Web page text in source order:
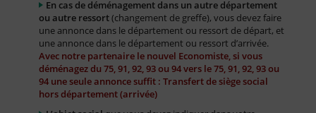
En cas de déménagement dans un autre département
ou autre ressort(changement de greffe), vous devez faire
une annonce dans le département ou ressort de départ, et
une annonce dans le département ou ressort d’arrivée.
Avec notre partenaire le nouvel Economiste, si vous
déménagez du 75, 91, 92, 93 ou 94 vers le 75, 91, 92, 93 ou
94 une seule annonce suffit : Transfert de siège social
hors département (arrivée)